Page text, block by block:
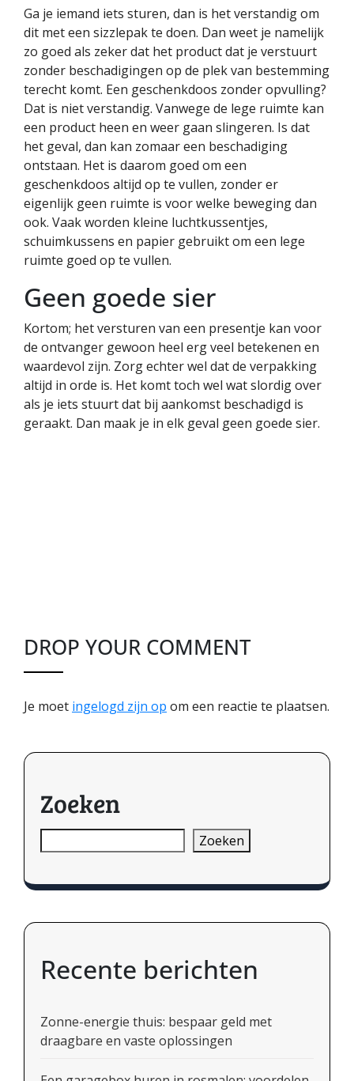
Ga je iemand iets sturen, dan is het verstandig om
dit met een sizzlepak te doen. Dan weet je namelijk
zo goed als zeker dat het product dat je verstuurt
zonder beschadigingen op de plek van bestemming
terecht komt. Een geschenkdoos zonder opvulling?
Dat is niet verstandig. Vanwege de lege ruimte kan
een product heen en weer gaan slingeren. Is dat
het geval, dan kan zomaar een beschadiging
ontstaan. Het is daarom goed om een
geschenkdoos altijd op te vullen, zonder er
eigenlijk geen ruimte is voor welke beweging dan
ook. Vaak worden kleine luchtkussentjes,
schuimkussens en papier gebruikt om een lege
ruimte goed op te vullen.
Geen goede sier
Kortom; het versturen van een presentje kan voor
de ontvanger gewoon heel erg veel betekenen en
waardevol zijn. Zorg echter wel dat de verpakking
altijd in orde is. Het komt toch wel wat slordig over
als je iets stuurt dat bij aankomst beschadigd is
geraakt. Dan maak je in elk geval geen goede sier.
DROP YOUR COMMENT
Je moet ingelogd zijn op om een reactie te plaatsen.
Zoeken
Zoeken
Recente berichten
Zonne-energie thuis: bespaar geld met
draagbare en vaste oplossingen